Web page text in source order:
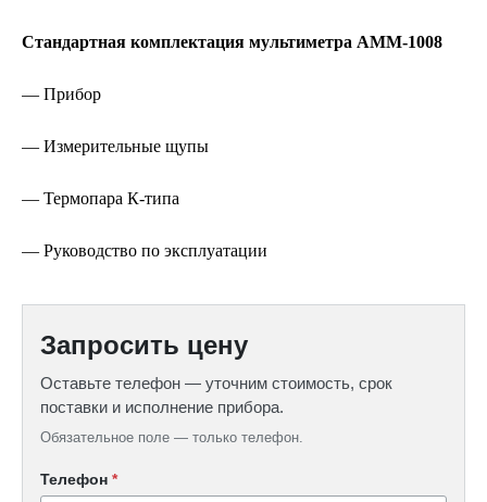
Стандартная комплектация мультиметра АММ-1008
— Прибор
— Измерительные щупы
— Термопара К-типа
— Руководство по эксплуатации
Запросить цену
Оставьте телефон — уточним стоимость, срок
поставки и исполнение прибора.
Обязательное поле — только телефон.
Телефон *